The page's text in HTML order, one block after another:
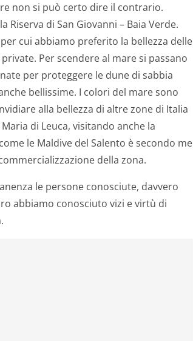
non si può certo dire il contrario.
Riserva di San Giovanni – Baia Verde.
cui abbiamo preferito la bellezza delle
Per scendere al mare si passano
per proteggere le dune di sabbia
bellissime. I colori del mare sono
alla bellezza di altre zone di Italia
di Leuca, visitando anche la
le Maldive del Salento è secondo me
della zona.
le persone conosciute, davvero
abbiamo conosciuto vizi e virtù di